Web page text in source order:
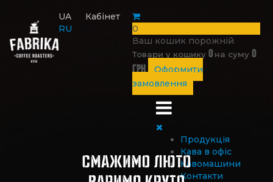
UA
RU
Кабінет
0
Ваш кошик порожній
Товари у кошику0на суму0
грн
Оформити
замовлення
Продукція
Кава в офіс
Кавомашини
Контакти